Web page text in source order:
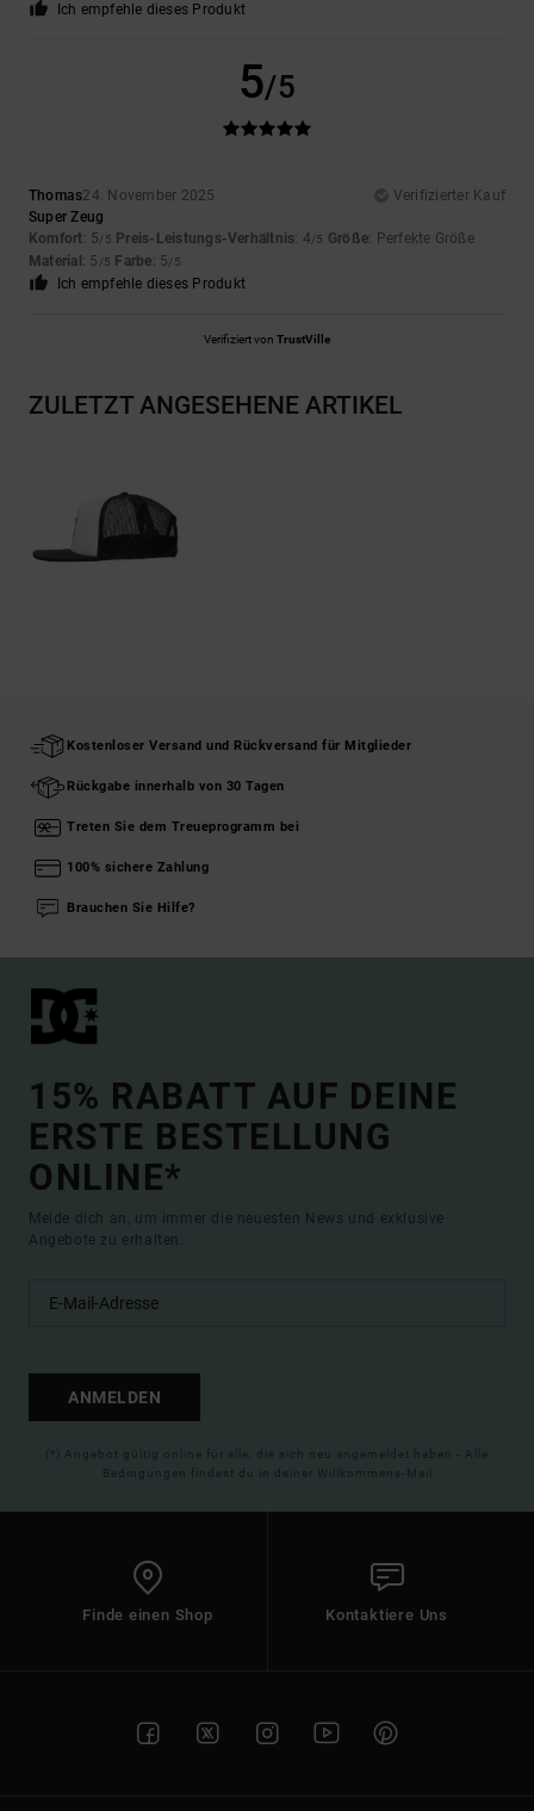
Ich empfehle dieses Produkt
5/5
Thomas24. November 2025
Verifizierter Kauf
Super Zeug
Komfort: 5/5 Preis-Leistungs-Verhältnis: 4/5 Größe: Perfekte Größe
Material : 5 /5 Farbe: 5/5
Ich empfehle dieses Produkt
Verifiziert von TrustVille
ZULETZT ANGESEHENE ARTIKEL
Kostenloser Versand und Rückversand für Mitglieder
Rückgabe innerhalb von 30 Tagen
Treten Sie dem Treueprogramm bei
100% sichere Zahlung
Brauchen Sie Hilfe?
15% RABATT AUF DEINE
ERSTE BESTELLUNG
ONLINE*
Melde dich an, um immer die neuesten News und exklusive
Angebote zu erhalten.
ANMELDEN
(*) Angebot gültig online für alle, die sich neu angemeldet haben - Alle
Bedingungen findest du in deiner Willkommens-Mail
Finde einen Shop Kontaktiere Uns